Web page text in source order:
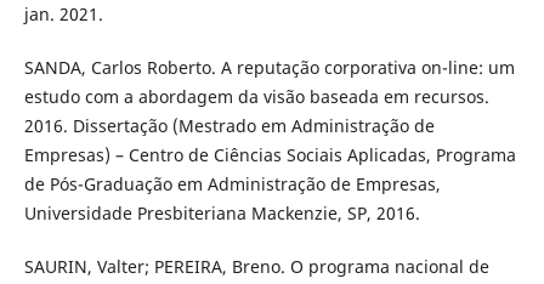
jan. 2021.
SANDA, Carlos Roberto. A reputação corporativa on-line: um
estudo com a abordagem da visão baseada em recursos.
2016. Dissertação (Mestrado em Administração de
Empresas) – Centro de Ciências Sociais Aplicadas, Programa
de Pós-Graduação em Administração de Empresas,
Universidade Presbiteriana Mackenzie, SP, 2016.
SAURIN, Valter; PEREIRA, Breno. O programa nacional de